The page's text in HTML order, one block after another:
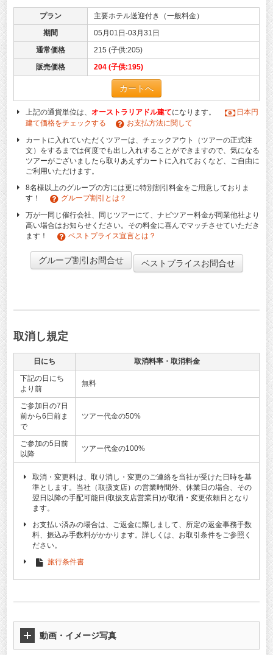
プラン
主要ホテル送迎付き（一般料金）
期間
05月01日-03月31日
通常価格
215 (子供:205)
販売価格
204 (子供:195)
カートへ
上記の通貨単位は、 オーストラリアドル建てになります。
日本円
建て価格をチェックする
お支払方法に関して
カートに入れていただくツアーは、チェックアウト（ツアーの正式注
文）をするまでは何度でも出し入れすることができますので、気になる
ツアーがございましたら取りあえずカートに入れておくなど、ご自由に
ご利用いただけます。
8名様以上のグループの方には更に特別割引料金をご用意しておりま
す！
グループ割引とは？
万が一同じ催行会社、同じツアーにて、ナビツアー料金が同業他社より
高い場合はお知らせください。その料金に喜んでマッチさせていただき
ます！
ベストプライス宣言とは？
グループ割引お問合せ ベストプライスお問合せ
取消し規定
日にち
取消料率・取消料金
下記の日にち
より前
無料
ご参加日の7日
前から6日前ま
で
ツアー代金の50%
ご参加の5日前
以降
ツアー代金の100%
取消・変更料は、取り消し・変更のご連絡を当社が受けた日時を基
準とします。当社（取扱支店）の営業時間外、休業日の場合、その
翌日以降の手配可能日(取扱支店営業日)が取消・変更依頼日となり
ます。
お支払い済みの場合は、ご返金に際しまして、所定の返金事務手数
料、振込み手数料がかかります。詳しくは、お取引条件をご参照く
ださい。
旅行条件書
動画・イメージ写真